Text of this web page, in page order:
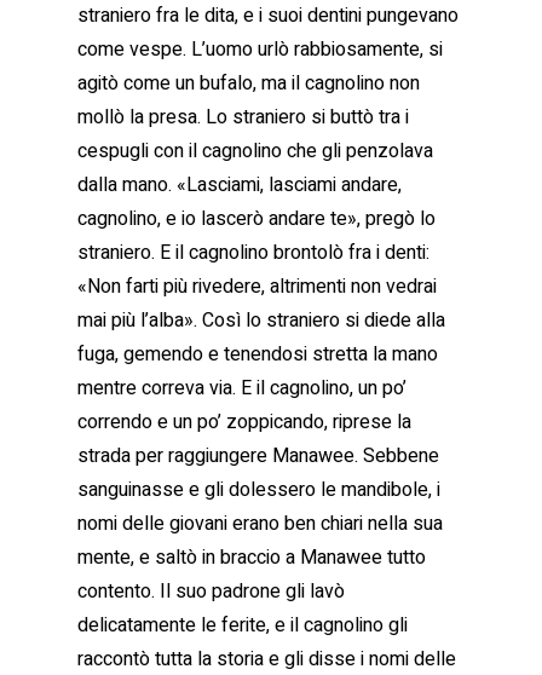
straniero fra le dita, e i suoi dentini pungevano
come vespe. L’uomo urlò rabbiosamente, si
agitò come un bufalo, ma il cagnolino non
mollò la presa. Lo straniero si buttò tra i
cespugli con il cagnolino che gli penzolava
dalla mano. «Lasciami, lasciami andare,
cagnolino, e io lascerò andare te», pregò lo
straniero. E il cagnolino brontolò fra i denti:
«Non farti più rivedere, altrimenti non vedrai
mai più l’alba». Così lo straniero si diede alla
fuga, gemendo e tenendosi stretta la mano
mentre correva via. E il cagnolino, un po’
correndo e un po’ zoppicando, riprese la
strada per raggiungere Manawee. Sebbene
sanguinasse e gli dolessero le mandibole, i
nomi delle giovani erano ben chiari nella sua
mente, e saltò in braccio a Manawee tutto
contento. Il suo padrone gli lavò
delicatamente le ferite, e il cagnolino gli
raccontò tutta la storia e gli disse i nomi delle